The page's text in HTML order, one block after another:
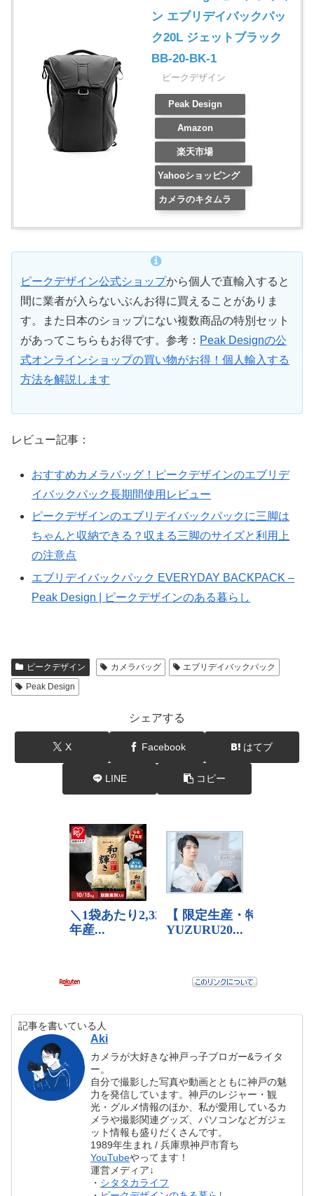
ン エブリデイバックパッ
ク20L ジェットブラック
BB-20-BK-1
ピークデザイン
Peak Design
Amazon
楽天市場
Yahooショッピング
カメラのキタムラ
ピークデザイン公式ショップから個人で直輸入すると
間に業者が入らないぶんお得に買えることがありま
す。また日本のショップにない複数商品の特別セット
があってこちらもお得です。参考： Peak Designの公
式オンラインショップの買い物がお得！個人輸入する
方法を解説します
レビュー記事：
おすすめカメラバッグ！ピークデザインのエブリデ
イバックパック長期間使用レビュー
ピークデザインのエブリデイバックパックに三脚は
ちゃんと収納できる？収まる三脚のサイズと利用上
の注意点
エブリデイバックパック EVERYDAY BACKPACK –
Peak Design | ピークデザインのある暮らし
ピークデザイン カメラバッグ
エブリデイバックパック
Peak Design
シェアする
X Facebook はてブ
LINE コピー
記事を書いている人
Aki
カメラが大好きな神戸っ子ブロガー&ライタ
ー。
自分で撮影した写真や動画とともに神戸の魅
力を発信しています。神戸のレジャー・観
光・グルメ情報のほか、私が愛用しているカ
メラや撮影関連グッズ、パソコンなどガジェ
ット情報も盛りだくさんです。
1989年生まれ / 兵庫県神戸市育ち
YouTubeやってます！
運営メディア↓
・ シタタカライフ